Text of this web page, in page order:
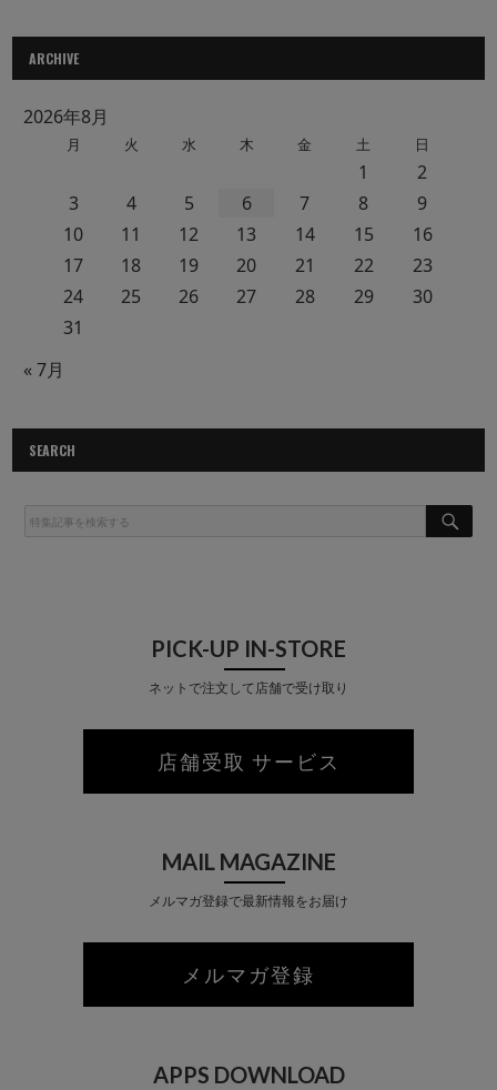
ARCHIVE
2026年8月
月 火 水 木 金 土 日
1
2
3
4 5 6 7 8
9
10
11 12 13 14 15
16
17
18 19 20 21 22
23
24
25 26 27 28 29
30
31
« 7月
SEARCH
S
R
PICK-UP IN-STORE
ネットで注文して店舗で受け取り
店舗受取 サービス
MAIL MAGAZINE
メルマガ登録で最新情報をお届け
メルマガ登録
APPS DOWNLOAD